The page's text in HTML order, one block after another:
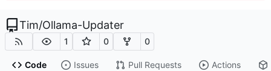
Tim/Ollama-Updater
1 0 0
Code Issues Pull Requests Actions